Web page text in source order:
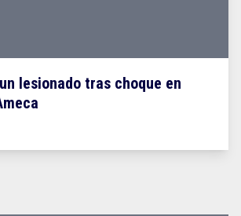
lesionado tras choque en